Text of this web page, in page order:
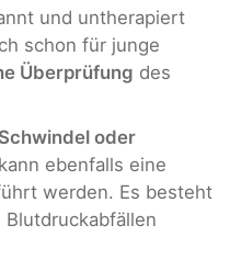
und untherapiert
schon für junge
Überprüfung des
Schwindel oder
ebenfalls eine
werden. Es besteht